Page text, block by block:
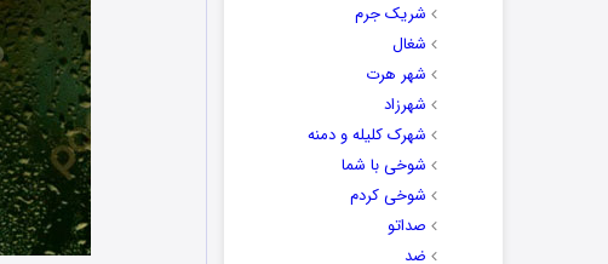
شریک جرم
شغال
شهر هرت
شهرزاد
شهرک کلیله و دمنه
شوخی با شما
شوخی کردم
صداتو
ضد